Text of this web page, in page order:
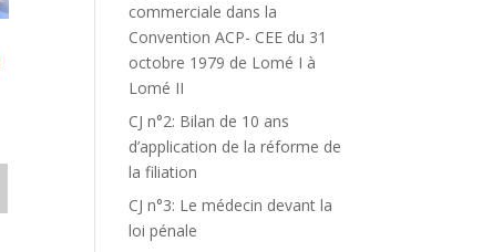
commerciale dans la
Convention ACP- CEE du 31
octobre 1979 de Lomé I à
Lomé II
CJ n°2: Bilan de 10 ans
d’application de la réforme de
la filiation
CJ n°3: Le médecin devant la
loi pénale